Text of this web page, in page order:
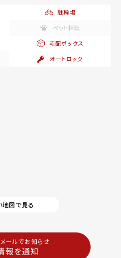
駐輪場
ペット相談
宅配ボックス
オートロック
地図で見る
ールでお知らせ
報を通知